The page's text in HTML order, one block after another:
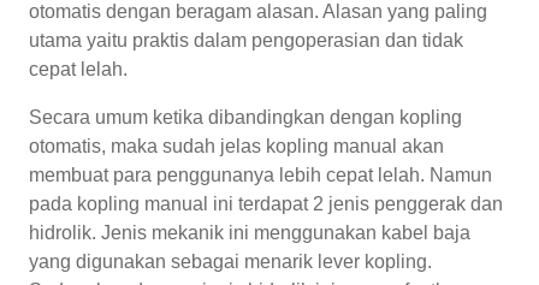
otomatis dengan beragam alasan. Alasan yang paling
utama yaitu praktis dalam pengoperasian dan tidak
cepat lelah.
Secara umum ketika dibandingkan dengan kopling
otomatis, maka sudah jelas kopling manual akan
membuat para penggunanya lebih cepat lelah. Namun
pada kopling manual ini terdapat 2 jenis penggerak dan
hidrolik. Jenis mekanik ini menggunakan kabel baja
yang digunakan sebagai menarik lever kopling.